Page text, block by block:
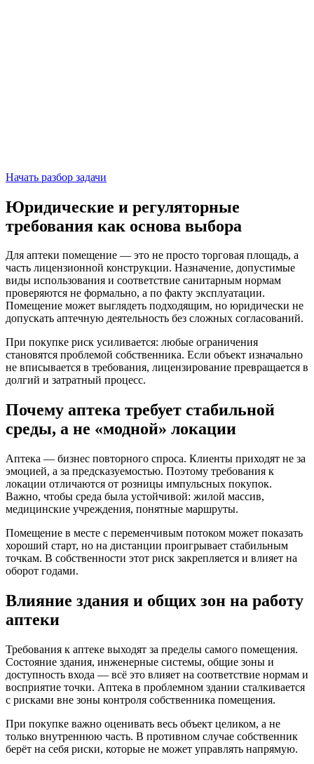
Начать разбор задачи
Юридические и регуляторные
требования как основа выбора
Для аптеки помещение — это не просто торговая площадь, а
часть лицензионной конструкции. Назначение, допустимые
виды использования и соответствие санитарным нормам
проверяются не формально, а по факту эксплуатации.
Помещение может выглядеть подходящим, но юридически не
допускать аптечную деятельность без сложных согласований.
При покупке риск усиливается: любые ограничения
становятся проблемой собственника. Если объект изначально
не вписывается в требования, лицензирование превращается в
долгий и затратный процесс.
Почему аптека требует стабильной
среды, а не «модной» локации
Аптека — бизнес повторного спроса. Клиенты приходят не за
эмоцией, а за предсказуемостью. Поэтому требования к
локации отличаются от розницы импульсных покупок.
Важно, чтобы среда была устойчивой: жилой массив,
медицинские учреждения, понятные маршруты.
Помещение в месте с переменчивым потоком может показать
хороший старт, но на дистанции проигрывает стабильным
точкам. В собственности этот риск закрепляется и влияет на
оборот годами.
Влияние здания и общих зон на работу
аптеки
Требования к аптеке выходят за пределы самого помещения.
Состояние здания, инженерные системы, общие зоны и
доступность входа — всё это влияет на соответствие нормам и
восприятие точки. Аптека в проблемном здании сталкивается
с рисками вне зоны контроля собственника помещения.
При покупке важно оценивать весь объект целиком, а не
только внутреннюю часть. В противном случае собственник
берёт на себя риски, которые не может управлять напрямую.